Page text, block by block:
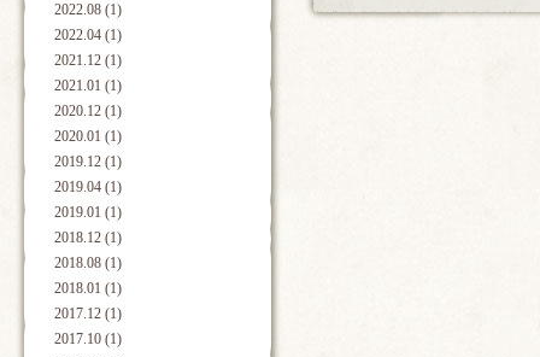
2022.08 (1)
2022.04 (1)
2021.12 (1)
2021.01 (1)
2020.12 (1)
2020.01 (1)
2019.12 (1)
2019.04 (1)
2019.01 (1)
2018.12 (1)
2018.08 (1)
2018.01 (1)
2017.12 (1)
2017.10 (1)